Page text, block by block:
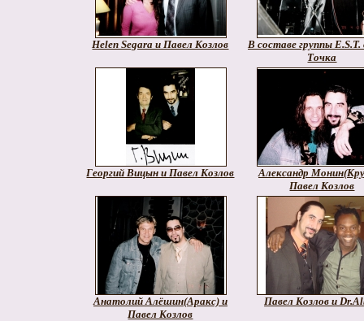
Helen Segara и Павел Козлов
В составе группы E.S.T.
Точка
Георгий Вицын и Павел Козлов
Александр
Павел Козлов
Анатолий Алёшин(Аракс) и
Павел Козлов
Павел Козлов и